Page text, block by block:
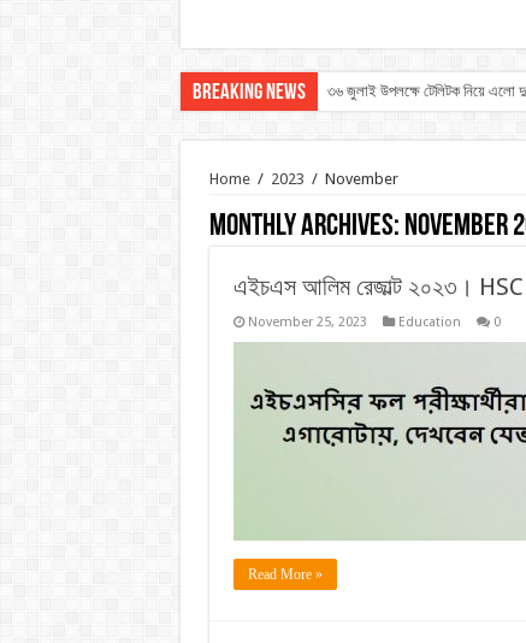
Breaking News ৩৬ জুলাই উপলক্ষে টেলিটক নিয়ে এলো
Home / 2023 / November
Monthly Archives: November
এইচএস আলিম রেজাল্ট ২০২৩।
November 25, 2023 Education 0
Read More »